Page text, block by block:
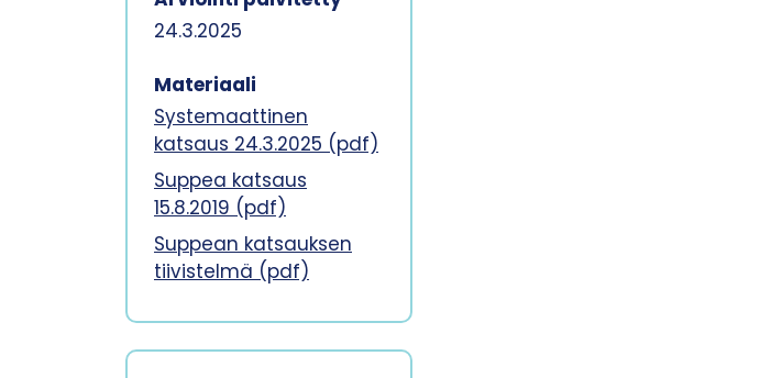
n
a
24.3.2025
Materiaali
Systemaattinen
katsaus 24.3.2025 (pdf)
Suppea katsaus
15.8.2019 (pdf)
Suppean katsauksen
tiivistelmä (pdf)